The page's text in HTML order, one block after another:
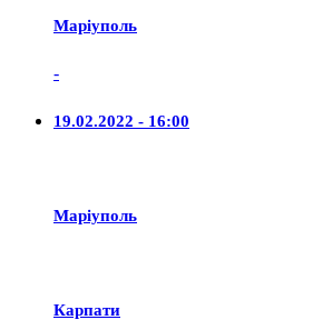
Маріуполь
-
19.02.2022 - 16:00
Маріуполь
Карпати